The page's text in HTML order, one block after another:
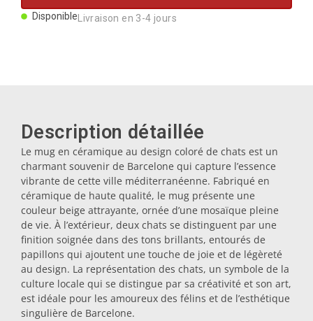
Porte-clés
Sous-verres
Bouchons
Huiliers
Dessous-de-plat
DisponibleLivraison en 3-4 jours
Description détaillée
Le mug en céramique au design coloré de chats est un
charmant souvenir de Barcelone qui capture l’essence
vibrante de cette ville méditerranéenne. Fabriqué en
céramique de haute qualité, le mug présente une
couleur beige attrayante, ornée d’une mosaïque pleine
de vie. À l’extérieur, deux chats se distinguent par une
finition soignée dans des tons brillants, entourés de
papillons qui ajoutent une touche de joie et de légèreté
au design. La représentation des chats, un symbole de la
culture locale qui se distingue par sa créativité et son art,
est idéale pour les amoureux des félins et de l’esthétique
singulière de Barcelone.